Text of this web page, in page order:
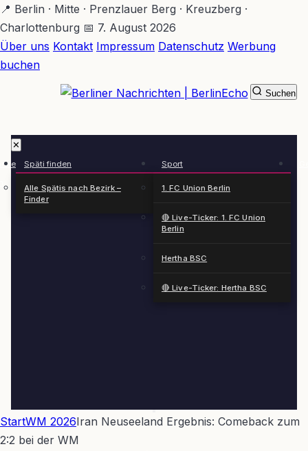
Zum
Hauptinhalt
springen
📍 Berlin · Mitte · Prenzlauer Berg · Kreuzberg ·
Charlottenburg 📅 7. August 2026
Über uns Kontakt Impressum Datenschutz Werbung
buchen
✕
Späti finden
Alle Spätis nach Bezirk –
Finder
Sport
1. FC Union Berlin
🔴 Live-Ticker: 1. FC Union
Berlin
Hertha BSC
🔴 Live-Ticker: Hertha BSC
Suchen
StartWM 2026Iran Neuseeland Ergebnis: Comeback zum
2:2 bei der WM